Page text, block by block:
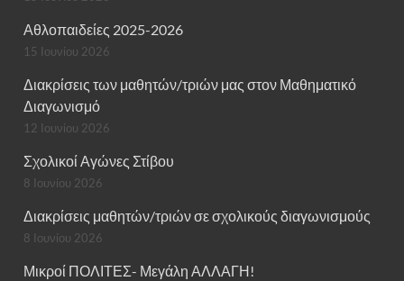
Αθλοπαιδείες 2025-2026
15 Ιουνίου 2026
Διακρίσεις των μαθητών/τριών μας στον Μαθηματικό
Διαγωνισμό
12 Ιουνίου 2026
Σχολικοί Αγώνες Στίβου
8 Ιουνίου 2026
Διακρίσεις μαθητών/τριών σε σχολικούς διαγωνισμούς
8 Ιουνίου 2026
Μικροί ΠΟΛΙΤΕΣ- Μεγάλη ΑΛΛΑΓΗ!